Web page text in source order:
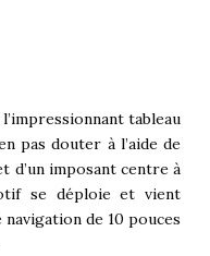
tableau
pas douter à l’aide de
d’un imposant centre à
se déploie et vient
de 10 pouces